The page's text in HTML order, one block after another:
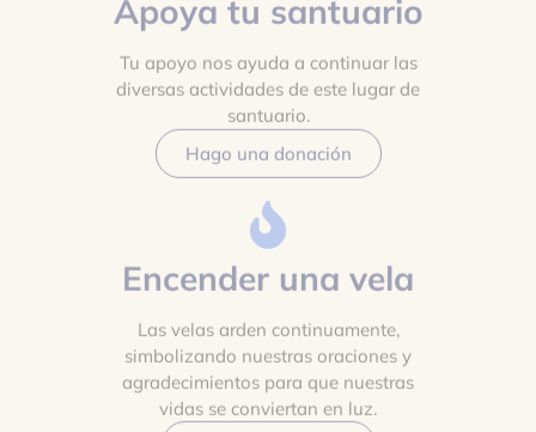
Apoya tu santuario
Tu apoyo nos ayuda a continuar las
diversas actividades de este lugar de
santuario.
Hago una donación
Encender una vela
Las velas arden continuamente,
simbolizando nuestras oraciones y
agradecimientos para que nuestras
vidas se conviertan en luz.